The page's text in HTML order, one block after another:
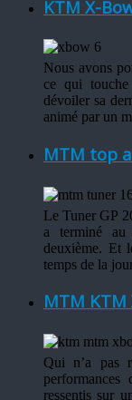
KTM X-
Nous avons
ce qui
dévoiler sa
animé par un
MTM top
Le Tuner GP
a terminé
deuxième. Et
temps de la
MTM KTM
Qui n’a pas
performances
ressentis sur